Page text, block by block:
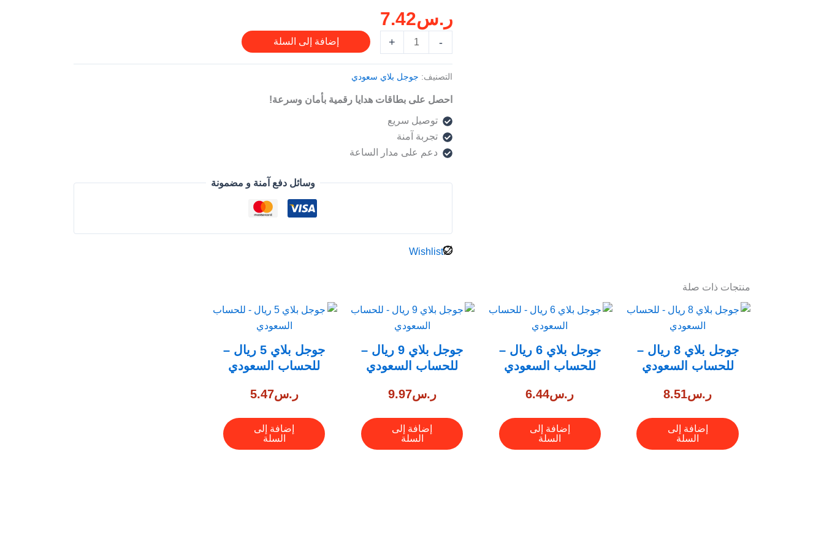
ر.س7.42
-
للحساب
السعودي
+ إضافة إلى السلة
التصنيف: جوجل بلاي سعودي
احصل على بطاقات هدايا رقمية بأمان وسرعة!
توصيل سريع
تجربة آمنة
دعم على مدار الساعة
وسائل دفع آمنة و مضمونة
Wishlist
منتجات ذات صلة
جوجل بلاي 8 ريال –
للحساب السعودي
ر.س8.51
إضافة إلى
السلة
جوجل بلاي 6 ريال –
للحساب السعودي
ر.س6.44
إضافة إلى
السلة
جوجل بلاي 9 ريال –
للحساب السعودي
ر.س9.97
إضافة إلى
السلة
جوجل بلاي 5 ريال –
للحساب السعودي
ر.س5.47
إضافة إلى
السلة